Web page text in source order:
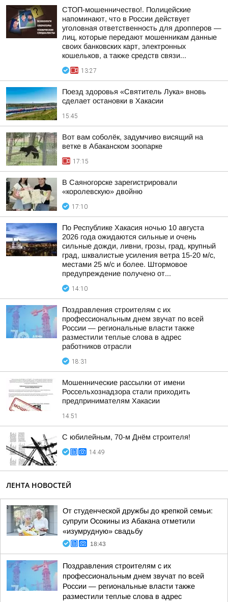
СТОП-мошенничество!. Полицейские
напоминают, что в России действует
уголовная ответственность для дропперов —
лиц, которые передают мошенникам данные
своих банковских карт, электронных
кошельков, а также средств связи...
13:27
Поезд здоровья «Святитель Лука» вновь
сделает остановки в Хакасии
15:45
Вот вам соболёк, задумчиво висящий на
ветке в Абаканском зоопарке
17:15
В Саяногорске зарегистрировали
«королевскую» двойню
17:10
По Республике Хакасия ночью 10 августа
2026 года ожидаются сильные и очень
сильные дожди, ливни, грозы, град, крупный
град, шквалистые усиления ветра 15-20 м/с,
местами 25 м/с и более. Штормовое
предупреждение получено от...
14:10
Поздравления строителям с их
профессиональным днем звучат по всей
России — региональные власти также
разместили теплые слова в адрес
работников отрасли
18:31
Мошеннические рассылки от имени
Россельхознадзора стали приходить
предпринимателям Хакасии
14:51
С юбилейным, 70-м Днём строителя!
14:49
ЛЕНТА НОВОСТЕЙ
От студенческой дружбы до крепкой семьи:
супруги Осокины из Абакана отметили
«изумрудную» свадьбу
18:43
Поздравления строителям с их
профессиональным днем звучат по всей
России — региональные власти также
разместили теплые слова в адрес